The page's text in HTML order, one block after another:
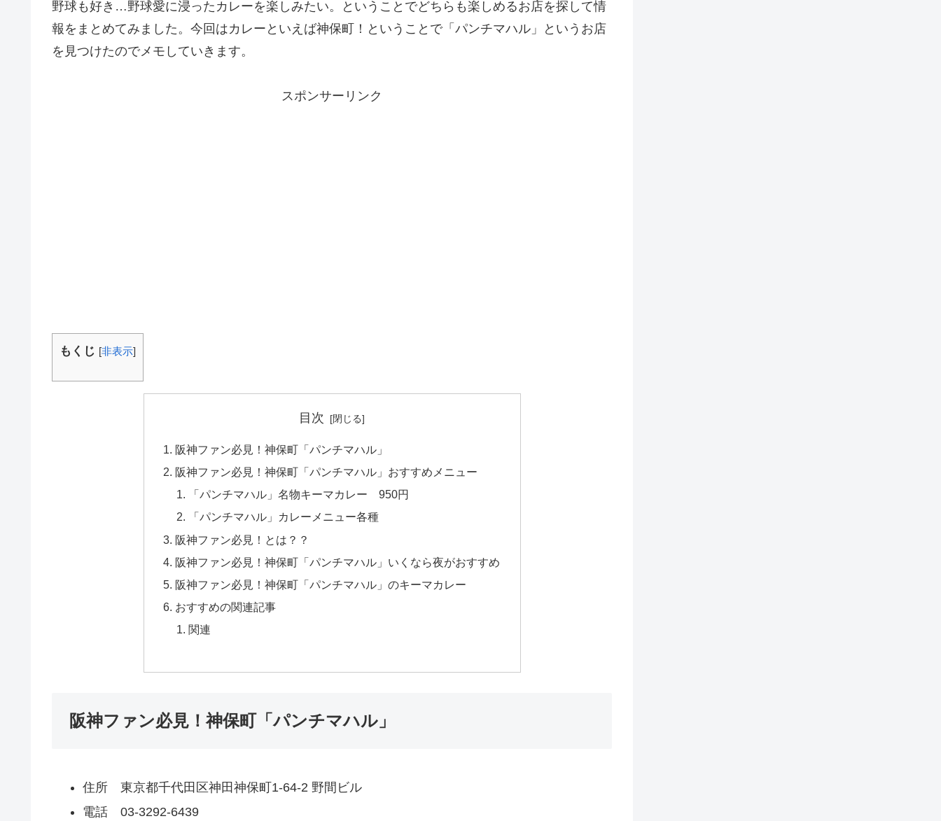
野球も好き…野球愛に浸ったカレーを楽しみたい。ということでどちらも楽しめるお店を探して情
報をまとめてみました。今回はカレーといえば神保町！ということで「パンチマハル」というお店
を見つけたのでメモしていきます。
スポンサーリンク
もくじ [非表示]
目次
阪神ファン必見！神保町「パンチマハル」
阪神ファン必見！神保町「パンチマハル」おすすめメニュー
「パンチマハル」名物キーマカレー 950円
「パンチマハル」カレーメニュー各種
阪神ファン必見！とは？？
阪神ファン必見！神保町「パンチマハル」いくなら夜がおすすめ
阪神ファン必見！神保町「パンチマハル」のキーマカレー
おすすめの関連記事
関連
阪神ファン必見！神保町「パンチマハル」
住所 東京都千代田区神田神保町1-64-2 野間ビル
電話 03-3292-6439